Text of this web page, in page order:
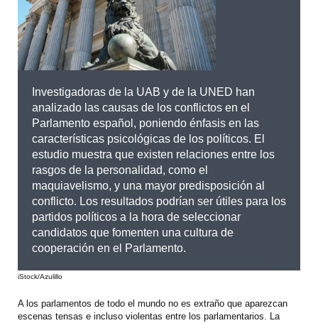
Investigadoras de la UAB y de la UNED han
analizado las causas de los conflictos en el
Parlamento español, poniendo énfasis en las
características psicológicas de los políticos. El
estudio muestra que existen relaciones entre los
rasgos de la personalidad, como el
maquiavelismo, y una mayor predisposición al
conflicto. Los resultados podrían ser útiles para los
partidos políticos a la hora de seleccionar
candidatos que fomenten una cultura de
cooperación en el Parlamento.
iStock/Azulillo
A los parlamentos de todo el mundo no es extraño que aparezcan
escenas tensas e incluso violentas entre los parlamentarios. La